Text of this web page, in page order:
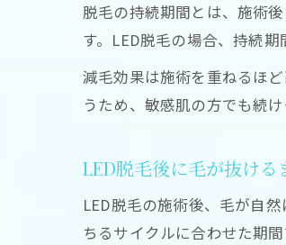
脱毛の持続期間とは、施術
す。LED脱毛の場合、持続
減毛効果は施術を重ねるほ
うため、敏感肌の方でも続
LED脱毛後に毛が抜ける
LED脱毛の施術後、毛が自
ちるサイクルに合わせた期